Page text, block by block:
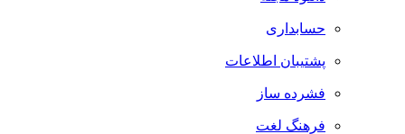
حسابداری
پشتیبان اطلاعات
فشرده ساز
فرهنگ لغت